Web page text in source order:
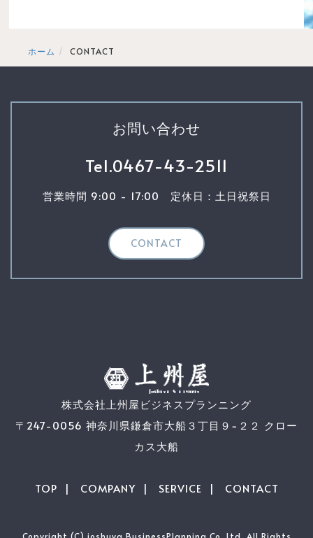
ホーム CONTACT
お問い合わせ
Tel.0467-43-2511
営業時間 9:00 - 17:00 定休日：土日祝祭日
CONTACT
株式会社上州屋ビジネスプランニング
〒247-0056 神奈川県鎌倉市大船３丁目９−２２ クロー
カス大船
TOP COMPANY SERVICE CONTACT